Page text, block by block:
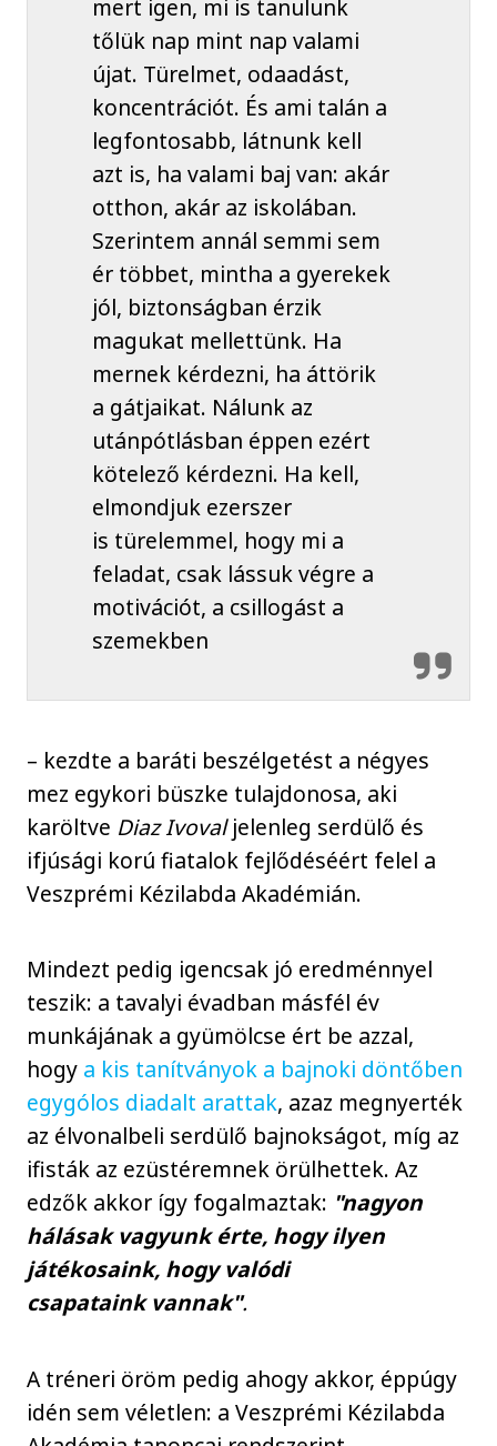
mert igen, mi is tanulunk
tőlük nap mint nap valami
újat. Türelmet, odaadást,
koncentrációt. És ami talán a
legfontosabb, látnunk kell
azt is, ha valami baj van: akár
otthon, akár az iskolában.
Szerintem annál semmi sem
ér többet, mintha a gyerekek
jól, biztonságban érzik
magukat mellettünk. Ha
mernek kérdezni, ha áttörik
a gátjaikat. Nálunk az
utánpótlásban éppen ezért
kötelező kérdezni. Ha kell,
elmondjuk ezerszer
is türelemmel, hogy mi a
feladat, csak lássuk végre a
motivációt, a csillogást a
szemekben
– kezdte a baráti beszélgetést a négyes
mez egykori büszke tulajdonosa, aki
karöltve Diaz Ivovaljelenleg serdülő és
ifjúsági korú fiatalok fejlődéséért felel a
Veszprémi Kézilabda Akadémián.
Mindezt pedig igencsak jó eredménnyel
teszik: a tavalyi évadban másfél év
munkájának a gyümölcse ért be azzal,
hogy a kis tanítványok a bajnoki döntőben
egygólos diadalt arattak, azaz megnyerték
az élvonalbeli serdülő bajnokságot, míg az
ifisták az ezüstéremnek örülhettek. Az
edzők akkor így fogalmaztak: "nagyon
hálásak vagyunk érte, hogy ilyen
játékosaink, hogy valódi
csapataink vannak".
A tréneri öröm pedig ahogy akkor, éppúgy
idén sem véletlen: a Veszprémi Kézilabda